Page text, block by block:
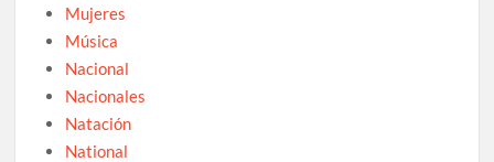
Mujeres
Música
Nacional
Nacionales
Natación
National